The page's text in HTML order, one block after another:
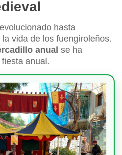
hasta
vida de los fuengiroleños.
anual se ha
anual.